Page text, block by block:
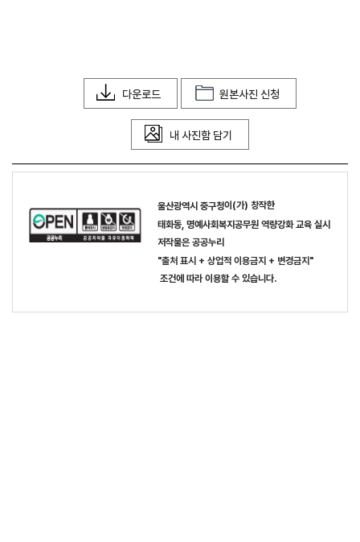
다운로드 원본사진 신청
내 사진함 담기
울산광역시 중구청이(가) 창작한
태화동, 명예사회복지공무원 역량강화 교육 실시
저작물은 공공누리
"출처 표시 + 상업적 이용금지 + 변경금지"
조건에 따라 이용할 수 있습니다.